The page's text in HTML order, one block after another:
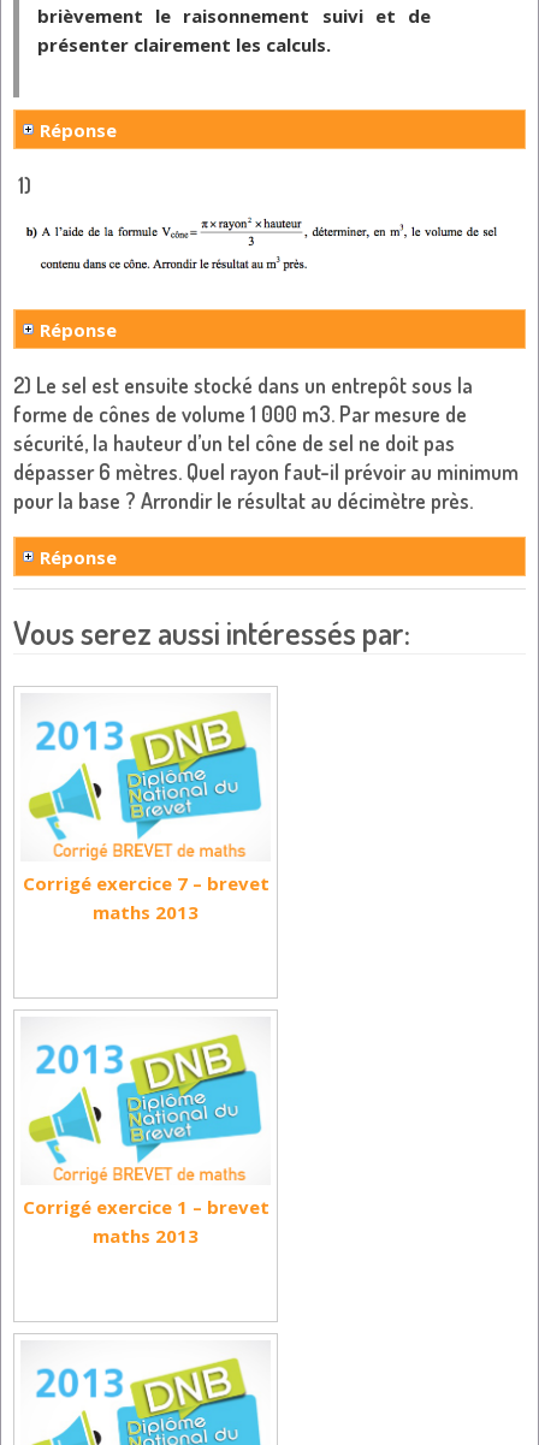
brièvement le raisonnement suivi et de
présenter clairement les calculs.
Réponse
1)
Réponse
2) Le sel est ensuite stocké dans un entrepôt sous la
forme de cônes de volume 1 000 m3. Par mesure de
sécurité, la hauteur d’un tel cône de sel ne doit pas
dépasser 6 mètres. Quel rayon faut-il prévoir au minimum
pour la base ? Arrondir le résultat au décimètre près.
Réponse
Vous serez aussi intéressés par:
Corrigé exercice 7 – brevet
maths 2013
Corrigé exercice 1 – brevet
maths 2013